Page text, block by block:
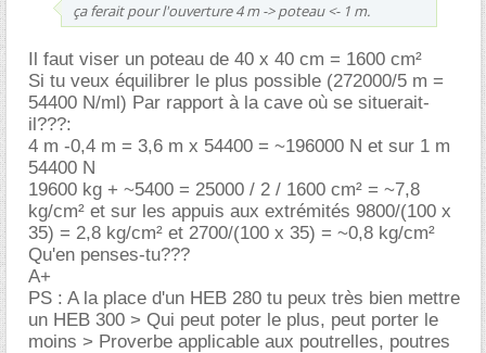
ça ferait pour l'ouverture 4 m -> poteau <- 1 m.
Il faut viser un poteau de 40 x 40 cm = 1600 cm²
Si tu veux équilibrer le plus possible (272000/5 m =
54400 N/ml) Par rapport à la cave où se situerait-
il???:
4 m -0,4 m = 3,6 m x 54400 = ~196000 N et sur 1 m
54400 N
19600 kg + ~5400 = 25000 / 2 / 1600 cm² = ~7,8
kg/cm² et sur les appuis aux extrémités 9800/(100 x
35) = 2,8 kg/cm² et 2700/(100 x 35) = ~0,8 kg/cm²
Qu'en penses-tu???
A+
PS : A la place d'un HEB 280 tu peux très bien mettre
un HEB 300 > Qui peut poter le plus, peut porter le
moins > Proverbe applicable aux poutrelles, poutres